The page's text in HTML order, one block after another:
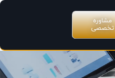
مشاوره
تخصصی